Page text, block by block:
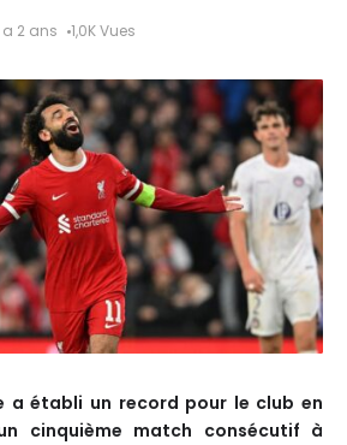
a 2 ans 1,0K Vues
a établi un record pour le club en
cinquième match consécutif à